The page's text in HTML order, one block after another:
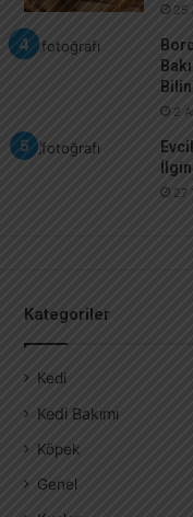
25
2
27
Kategoriler
Kedi
Kedi Bakımı
Köpek
Genel